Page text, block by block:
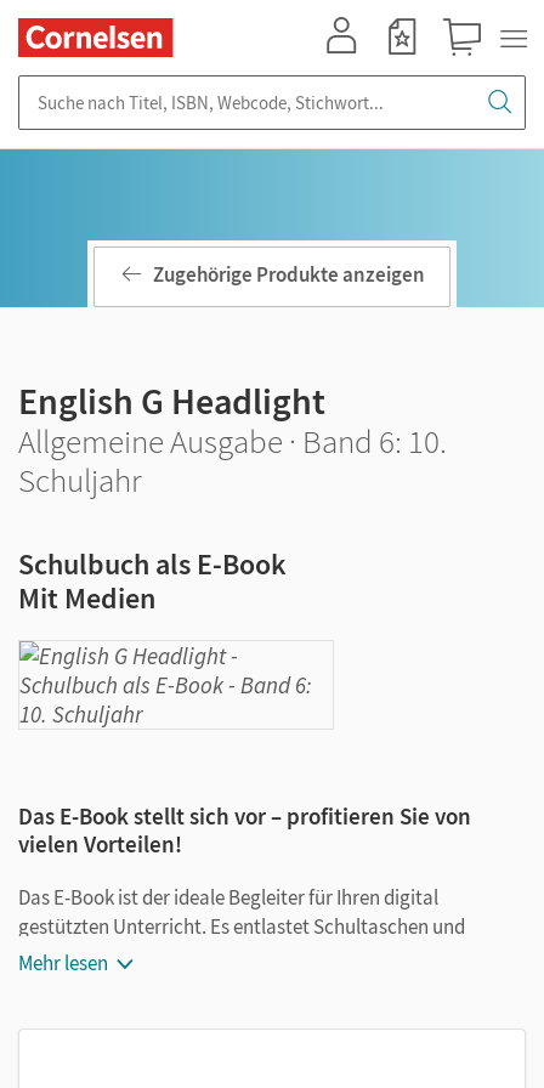
Zugehörige Produkte anzeigen
English G Headlight
Allgemeine Ausgabe · Band 6: 10.
Schuljahr
Schulbuch als E-Book
Mit Medien
Das E-Book stellt sich vor – profitieren Sie von
vielen Vorteilen!
Das E-Book ist der ideale Begleiter für Ihren digital
gestützten Unterricht. Es entlastet Schultaschen und
Rucksäcke und ist jederzeit unkompliziert verfügbar.
Mehr lesen